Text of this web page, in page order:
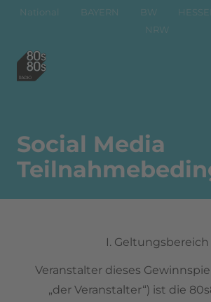
National BAYERN BW
NRW
Social Media
I. Geltungsbereich
Veranstalter dieses
„der Veranstalter“) ist die